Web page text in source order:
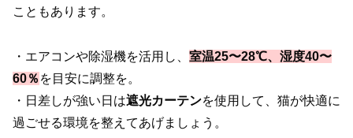
こともあります。
・エアコンや除湿機を活用し、 室温25〜28℃、湿度40〜
60％ を目安に調整を。
・日差しが強い日は遮光カーテンを使用して、猫が快適に
過ごせる環境を整えてあげましょう。